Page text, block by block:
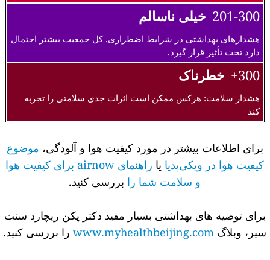
201-300 خیلی ناسالم
هشدارهای بهداشتی در شرایط اضطراری. کل جمعیت بیشتر احتمال
دارد تحت تأثیر قرار گیرد.
300+ خطرناک
هشدار سلامت: هرکس ممکن است اثرات جدی سلامتی را تجربه
کند
برای اطلاعات بیشتر در مورد کیفیت هوا و آلودگی، موضوع
کیفیت هوا در ویکی‌پدیایا
راهنمای airnow برای کیفیت هوا
و سلامت شما را بررسی کنید.
برای توصیه های بهداشتی بسیار مفید دکتر پکن ریچارد سنت
سیر، وبلاگ www.myhealthbeijing.comرا بررسی کنید.